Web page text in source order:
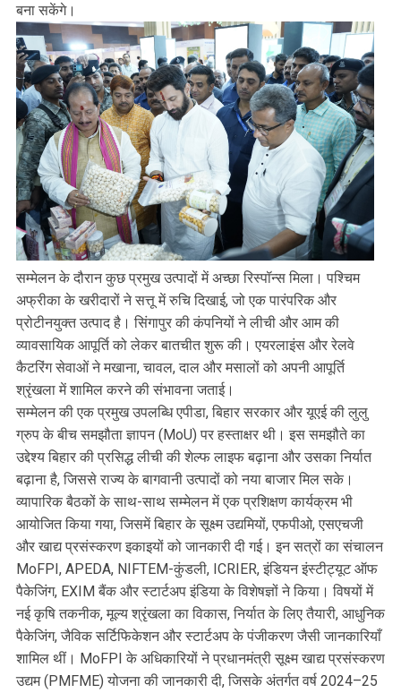
बना सकेंगे।
सम्मेलन के दौरान कुछ प्रमुख उत्पादों में अच्छा रिस्पॉन्स मिला। पश्चिम
अफ्रीका के खरीदारों ने सत्तू में रुचि दिखाई, जो एक पारंपरिक और
प्रोटीनयुक्त उत्पाद है। सिंगापुर की कंपनियों ने लीची और आम की
व्यावसायिक आपूर्ति को लेकर बातचीत शुरू की। एयरलाइंस और रेलवे
कैटरिंग सेवाओं ने मखाना, चावल, दाल और मसालों को अपनी आपूर्ति
श्रृंखला में शामिल करने की संभावना जताई।
सम्मेलन की एक प्रमुख उपलब्धि एपीडा, बिहार सरकार और यूएई की लुलु
ग्रुप के बीच समझौता ज्ञापन (MoU) पर हस्ताक्षर थी। इस समझौते का
उद्देश्य बिहार की प्रसिद्ध लीची की शेल्फ लाइफ बढ़ाना और उसका निर्यात
बढ़ाना है, जिससे राज्य के बागवानी उत्पादों को नया बाजार मिल सके।
व्यापारिक बैठकों के साथ-साथ सम्मेलन में एक प्रशिक्षण कार्यक्रम भी
आयोजित किया गया, जिसमें बिहार के सूक्ष्म उद्यमियों, एफपीओ, एसएचजी
और खाद्य प्रसंस्करण इकाइयों को जानकारी दी गई। इन सत्रों का संचालन
MoFPI, APEDA, NIFTEM-कुंडली, ICRIER, इंडियन इंस्टीट्यूट ऑफ
पैकेजिंग, EXIM बैंक और स्टार्टअप इंडिया के विशेषज्ञों ने किया। विषयों में
नई कृषि तकनीक, मूल्य श्रृंखला का विकास, निर्यात के लिए तैयारी, आधुनिक
पैकेजिंग, जैविक सर्टिफिकेशन और स्टार्टअप के पंजीकरण जैसी जानकारियाँ
शामिल थीं। MoFPI के अधिकारियों ने प्रधानमंत्री सूक्ष्म खाद्य प्रसंस्करण
उद्यम (PMFME) योजना की जानकारी दी, जिसके अंतर्गत वर्ष 2024–25